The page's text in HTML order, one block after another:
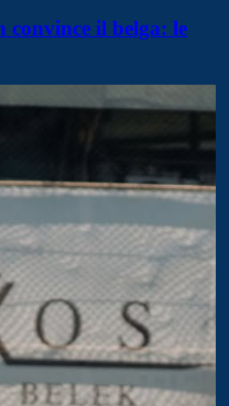
il belga: le